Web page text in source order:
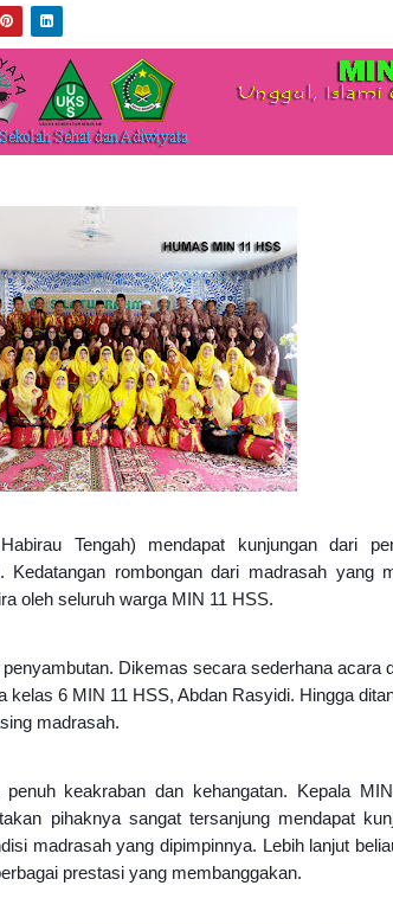
Tengah) mendapat kunjungan dari
rombongan dari madrasah yang
oleh seluruh warga MIN 11 HSS.
Dikemas secara sederhana acara
kelas 6 MIN 11 HSS, Abdan Rasyidi. Hingga
madrasah.
keakraban dan kehangatan. Kepala
pihaknya sangat tersanjung mendapat
madrasah yang dipimpinnya. Lebih lanjut
prestasi yang membanggakan.